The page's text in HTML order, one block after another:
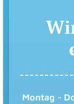
Montag -